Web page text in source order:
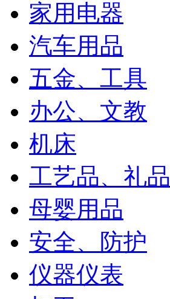
家用电器
汽车用品
五金、工具
办公、文教
机床
工艺品、礼品
母婴用品
安全、防护
仪器仪表